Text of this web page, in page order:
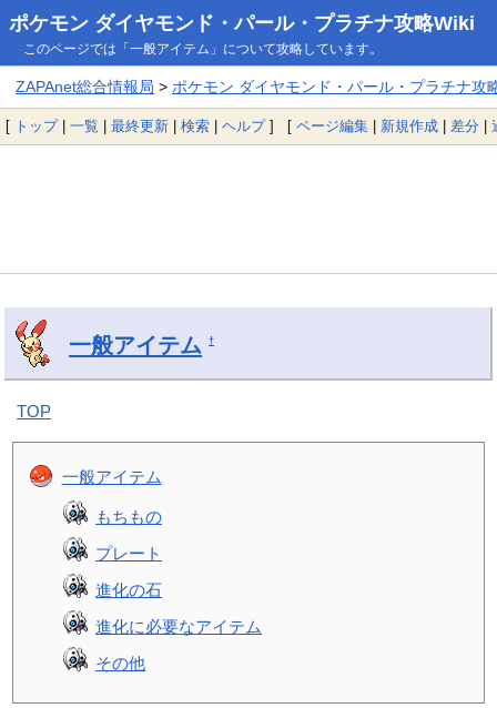
ポケモン ダイヤモンド・パール・プラチナ攻略Wiki
このページでは「一般アイテム」について攻略しています。
ZAPAnet総合情報局 > ポケモン ダイヤモンド・パール・プラチナ攻
[ トップ| 一覧 | 最終更新 | 検索 | ヘルプ] [ ページ編集 | 新規作成 | 差分 |
一般アイテム †
TOP
一般アイテム
もちもの
プレート
進化の石
進化に必要なアイテム
その他